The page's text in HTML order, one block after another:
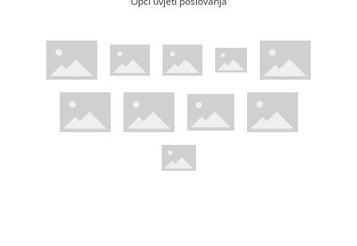
WsPay web stranicaMaestro web stranicaMastercard web stranicaAmerican Express web stranica
Visa web stranica
Diners web stranicaTrustwave certificiranoMastercard sigurnosni kod web
Pci Dss certificirano
Verified by Visa web stranica